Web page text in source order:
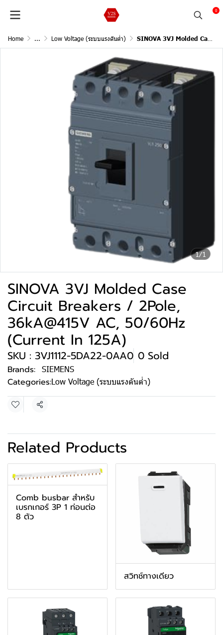
0
Home ... Low Voltage (ระบบแรงดันต่ำ) SINOVA 3VJ Molded Case Circuit Breakers / 2Pole, 36kA@415V AC, 50/60Hz (Current In 125A)
1/1
SINOVA 3VJ Molded Case
Circuit Breakers / 2Pole,
36kA@415V AC, 50/60Hz
(Current In 125A)
SKU : 3VJ1112-5DA22-0AA0 0 Sold
Brands: SIEMENS
Categories:Low Voltage (ระบบแรงดันต่ำ)
Share
Related Products
Comb busbar สำหรับ
เบรกเกอร์ 3P 1 ท่อนต่อ
8 ตัว
สวิทช์ทางเดียว